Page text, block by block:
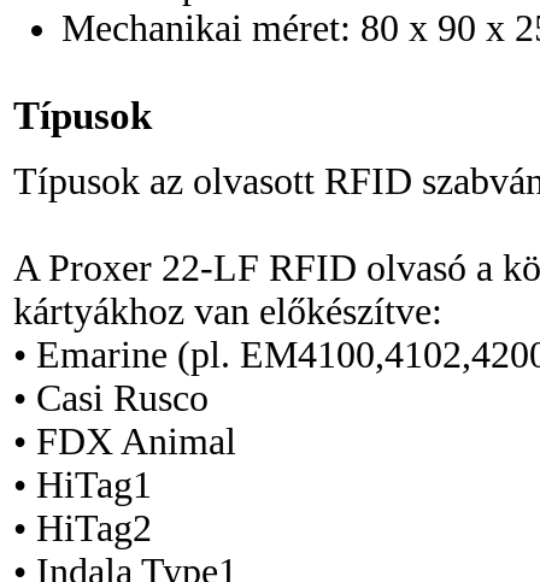
Mechanikai méret: 80 x 90 x
Típusok
Típusok az olvasott RFID
A Proxer 22-LF RFID olvasó a
kártyákhoz van előkészítve:
• Emarine (pl.
• Casi Rusco
• FDX Animal
• HiTag1
• HiTag2
• Indala Type1